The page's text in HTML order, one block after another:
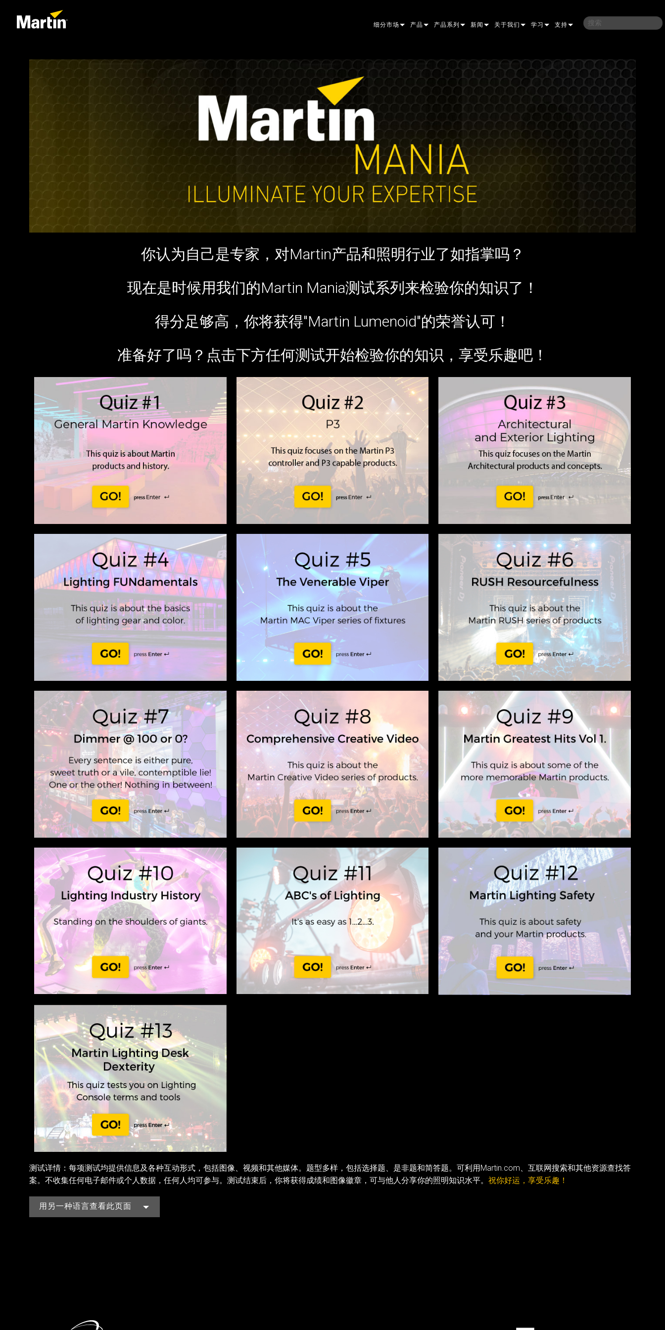
细分市场
ARCHITECTURAL
ENTERTAINMENT
CREATE THE MOMENT
产品
摇头灯 框架
聚光灯
清洗
波束
追光灯
静止灯光 菲涅尔
帕灯
直线型
建筑 洗灯照明
线性照明
CREATIVE DOTS
电源和处理系统控制器
POWERPORTS
POWERPORTS LEGACY MODELS
PDE SYSTEM
服务工具
停产型号
产品系列
原子
伴侣
ELP ELP ELLIPSOIDAL
ELP PAR
ERA PROFILE
ERA WASH
外部 EXTERIOR DOT PRO
外部线性专业版
外部清洗专业版
MAC AURA
MAC ONE
MAC ULTRA
MAC VIPER LEGACY MODELS
P3 SYSTEM CONTROLLER
P3 POWERPORT
VDO VDO ATOMIC
VDO FATRON
新闻
案例研究
新闻媒体
关于我们
我们的历史
可持续性
哪里购买
学习
培训
学习课程
支持
联系我们
全天候帮助中心
顾问门户
固件下载
下载
产品登记
售后服务
你认为自己是专家，对Martin产品和照明行业了如指掌吗？
现在是时候用我们的Martin Mania测试系列来检验你的知识了！
得分足够高，你将获得"Martin Lumenoid"的荣誉认可！
准备好了吗？点击下方任何测试开始检验你的知识，享受乐趣吧！
测试详情：每项测试均提供信息及各种互动形式，包括图像、视频和其他媒体。题型多样，包括选择题、是非题和简答题。可利用Martin.com、互联网搜索和其他资源查找答
案。不收集任何电子邮件或个人数据，任何人均可参与。测试结束后，你将获得成绩和图像徽章，可与他人分享你的照明知识水平。 祝你好运，享受乐趣！
用另一种语言查看此页面